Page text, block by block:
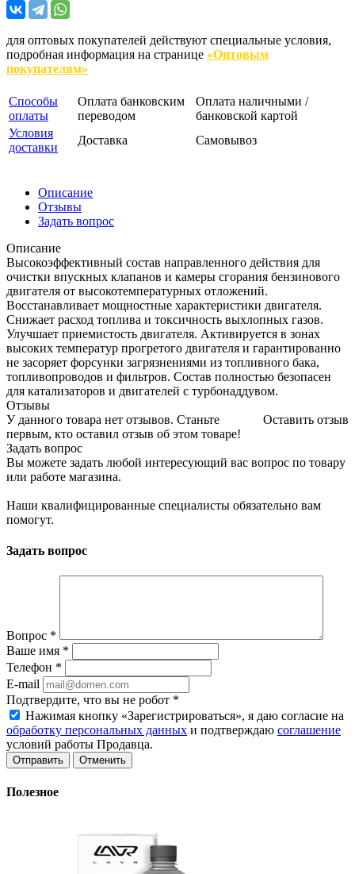
для оптовых покупателей действуют специальные условия,
подробная информация на странице «Оптовым
покупателям»
Способы
оплаты
Оплата банковским
переводом
Оплата наличными /
банковской картой
Условия
доставки
Доставка Самовывоз
Описание
Отзывы
Задать вопрос
Описание
Высокоэффективный состав направленного действия для
очистки впускных клапанов и камеры сгорания бензинового
двигателя от высокотемпературных отложений.
Восстанавливает мощностные характеристики двигателя.
Снижает расход топлива и токсичность выхлопных газов.
Улучшает приемистость двигателя. Активируется в зонах
высоких температур прогретого двигателя и гарантированно
не засоряет форсунки загрязнениями из топливного бака,
топливопроводов и фильтров. Состав полностью безопасен
для катализаторов и двигателей с турбонаддувом.
Отзывы
Оставить отзыв
У данного товара нет отзывов. Станьте
первым, кто оставил отзыв об этом товаре!
Задать вопрос
Вы можете задать любой интересующий вас вопрос по товару
или работе магазина.
Наши квалифицированные специалисты обязательно вам
помогут.
Задать вопрос
Вопрос *
Ваше имя *
Телефон *
E-mail
Подтвердите, что вы не робот *
Нажимая кнопку «Зарегистрироваться», я даю согласие на
обработку персональных данных и подтверждаю соглашение
условий работы Продавца.
Отменить
Полезное